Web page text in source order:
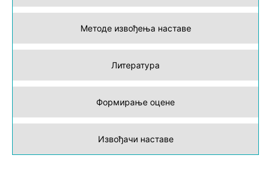
Методе извођења наставе
Литература
Формирање оцене
Извођачи наставе